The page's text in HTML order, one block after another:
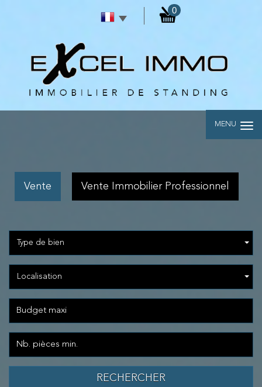
0
MENU
Vente Vente Immobilier Professionnel
Type de bien
Localisation
RECHERCHER